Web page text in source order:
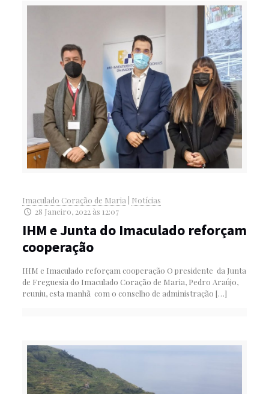
Imaculado Coração de Maria
Notícias
28 Janeiro, 2022 às 12:07
IHM e Junta do Imaculado reforçam
cooperação
IHM e Imaculado reforçam cooperação O presidente da Junta
de Freguesia do Imaculado Coração de Maria, Pedro Araújo,
reuniu, esta manhã com o conselho de administração […]